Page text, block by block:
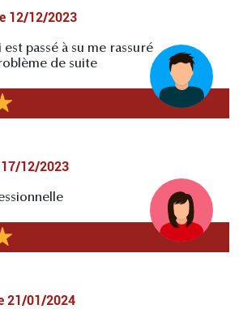
le 12/12/2023
passé à su me rassuré
de suite
17/12/2023
21/01/2024